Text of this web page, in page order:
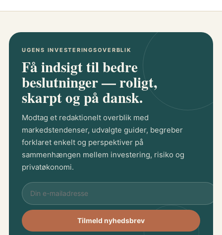
UGENS INVESTERINGSOVERBLIK
Få indsigt til bedre
beslutninger — roligt,
skarpt og på dansk.
Modtag et redaktionelt overblik med
markedstendenser, udvalgte guider, begreber
forklaret enkelt og perspektiver på
sammenhængen mellem investering, risiko og
privatøkonomi.
Tilmeld nyhedsbrev